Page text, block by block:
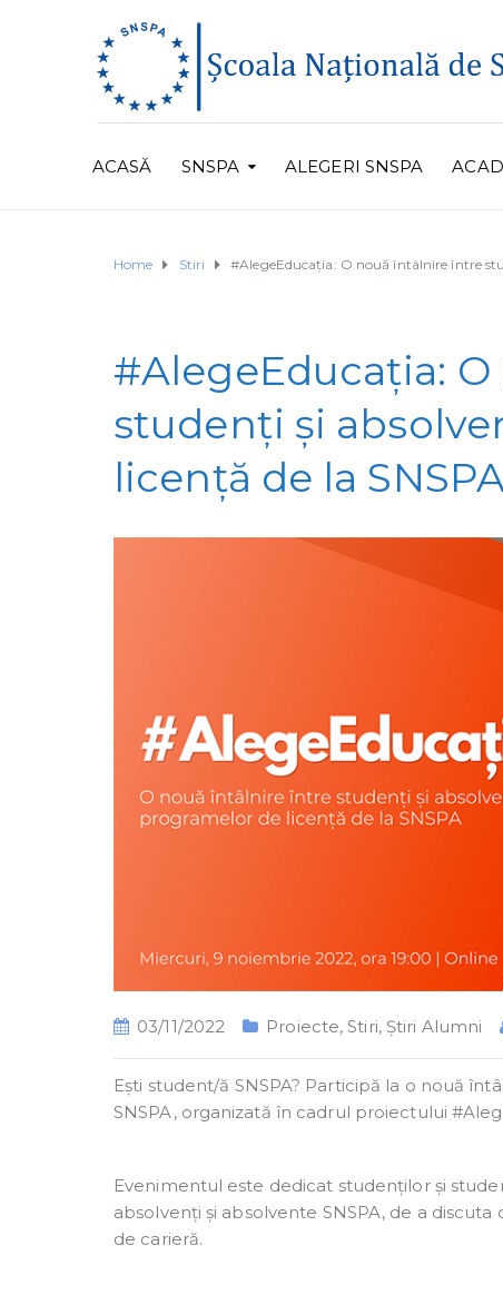
ACASĂ SNSPA ALEGERI SNSPA
Home Stiri #AlegeEducația: O nouă întâlnire între
#AlegeEducația:
studenți și
licență de la
03/11/2022 Proiecte,Stiri, Știri Alumni
Ești student/ă SNSPA? Participă la o nouă
SNSPA, organizată în cadrul proiectului
Evenimentul este dedicat studenților și
absolvenți și absolvente SNSPA, de a
de carieră.